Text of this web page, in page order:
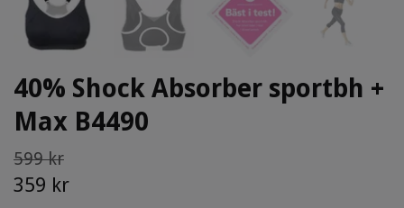
40% Shock Absorber sportbh +
Max B4490
599 kr
359 kr